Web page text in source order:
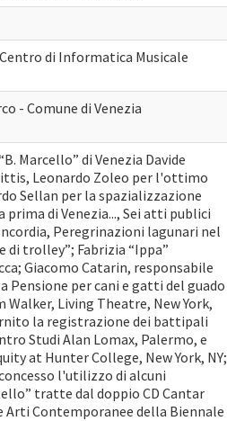
di Informatica Musicale
- Comune di Venezia
Marcello” di Venezia Davide
Leonardo Zoleo per l'ottimo
Sellan per la spazializzazione
prima di Venezia..., Sei atti publici
Peregrinazioni lagunari nel
di trolley”; Fabrizia “Ippa”
Giacomo Catarin, responsabile
Pensione per cani e gatti del guado
Living Theatre, New York,
la registrazione dei battipali
Studi Alan Lomax, Palermo, e
at Hunter College, New York, NY;
l'utilizzo di alcuni
tratte dal doppio CD Cantar
Arti Contemporanee della Biennale